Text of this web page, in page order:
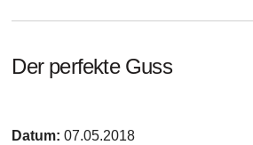
Der perfekte Guss
Datum:07.05.2018